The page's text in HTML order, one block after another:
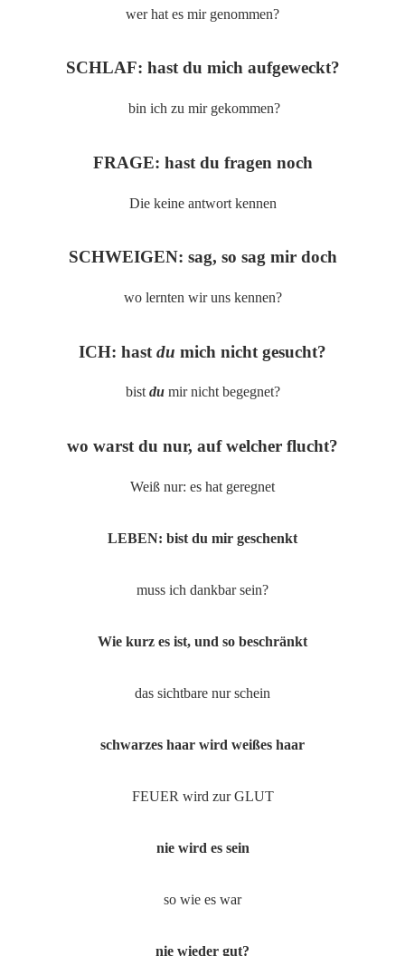
wer hat es mir genommen?
SCHLAF: hast du mich aufgeweckt?
bin ich zu mir gekommen?
FRAGE: hast du fragen noch
Die keine antwort kennen
SCHWEIGEN: sag, so sag mir doch
wo lernten wir uns kennen?
ICH: hast du mich nicht gesucht?
bistdumir nicht begegnet?
wo warst du nur, auf welcher flucht?
Weiß nur: es hat geregnet
LEBEN: bist du mir geschenkt
muss ich dankbar sein?
Wie kurz es ist, und so beschränkt
das sichtbare nur schein
schwarzes haar wird weißes haar
FEUER wird zur GLUT
nie wird es sein
so wie es war
nie wieder gut?